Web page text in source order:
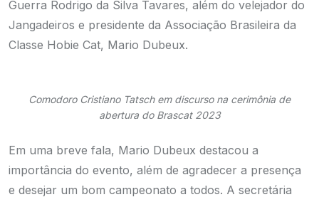
Guerra Rodrigo da Silva Tavares, além do velejador do
Jangadeiros e presidente da Associação Brasileira da
Classe Hobie Cat, Mario Dubeux.
Comodoro Cristiano Tatsch em discurso na cerimônia de
abertura do Brascat 2023
Em uma breve fala, Mario Dubeux destacou a
importância do evento, além de agradecer a presença
e desejar um bom campeonato a todos. A secretária